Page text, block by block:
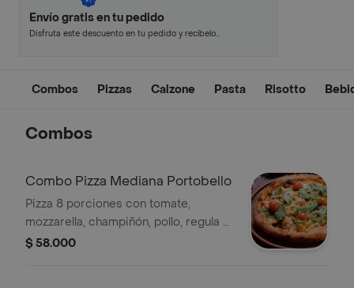
Envío gratis en tu pedido
Disfruta este descuento en tu pedido y recíbelo
Combos Pizzas Calzone Pasta Risotto
Combos
Combo Pizza Mediana Portobello
Pizza 8 porciones con tomate,
mozzarella, champiñón, pollo, regula y
tomate cherry + 2 Manzana Postobón
$ 58.000